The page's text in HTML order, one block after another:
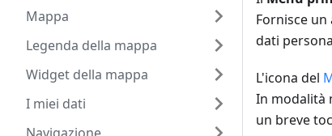
Mappa
Legenda della mappa
Widget della mappa
I miei dati
Fornisce
dati
L'icona del
In modalità
un breve